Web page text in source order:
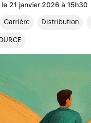
le 21 janvier 2026 à 15h30
Carrière Distribution